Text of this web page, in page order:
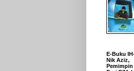
E-Buku
Nik Aziz,
Pemimpin